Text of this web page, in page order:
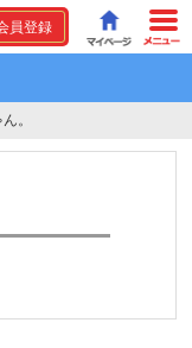
員登録
。